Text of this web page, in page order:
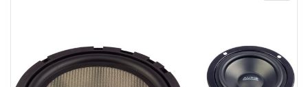
gallery